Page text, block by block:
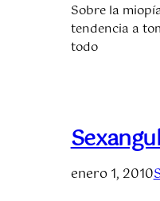
Sobre la
tendencia a
todo
enero 1, 2010